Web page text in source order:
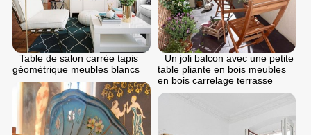
Table de salon carrée tapis
géométrique meubles blancs
Un joli balcon avec une petite
table pliante en bois meubles
en bois carrelage terrasse